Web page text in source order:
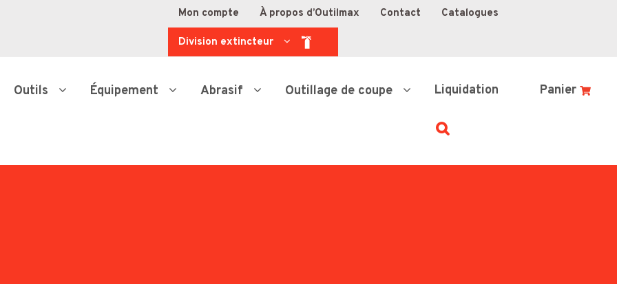
Mon compte À propos d’Outilmax Contact Catalogues
Division extincteur
Outils Équipement Abrasif Outillage de coupe Liquidation Panier